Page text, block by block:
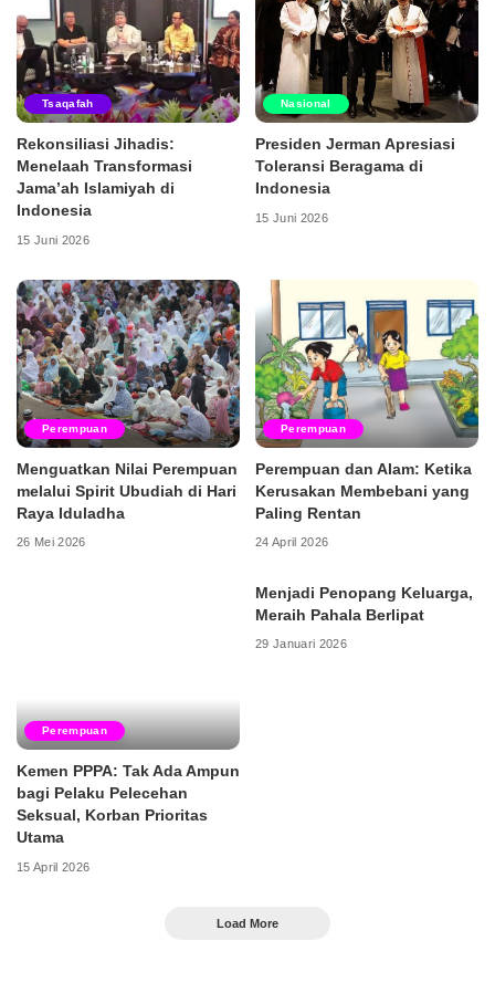
Tsaqafah
Rekonsiliasi Jihadis:
Menelaah Transformasi
Jama’ah Islamiyah di
Indonesia
15 Juni 2026
Nasional
Presiden Jerman Apresiasi
Toleransi Beragama di
Indonesia
15 Juni 2026
Perempuan
Menguatkan Nilai Perempuan
melalui Spirit Ubudiah di Hari
Raya Iduladha
26 Mei 2026
Perempuan
Perempuan dan Alam: Ketika
Kerusakan Membebani yang
Paling Rentan
24 April 2026
Perempuan
Kemen PPPA: Tak Ada Ampun
bagi Pelaku Pelecehan
Seksual, Korban Prioritas
Utama
15 April 2026
Menjadi Penopang Keluarga,
Meraih Pahala Berlipat
29 Januari 2026
Load More